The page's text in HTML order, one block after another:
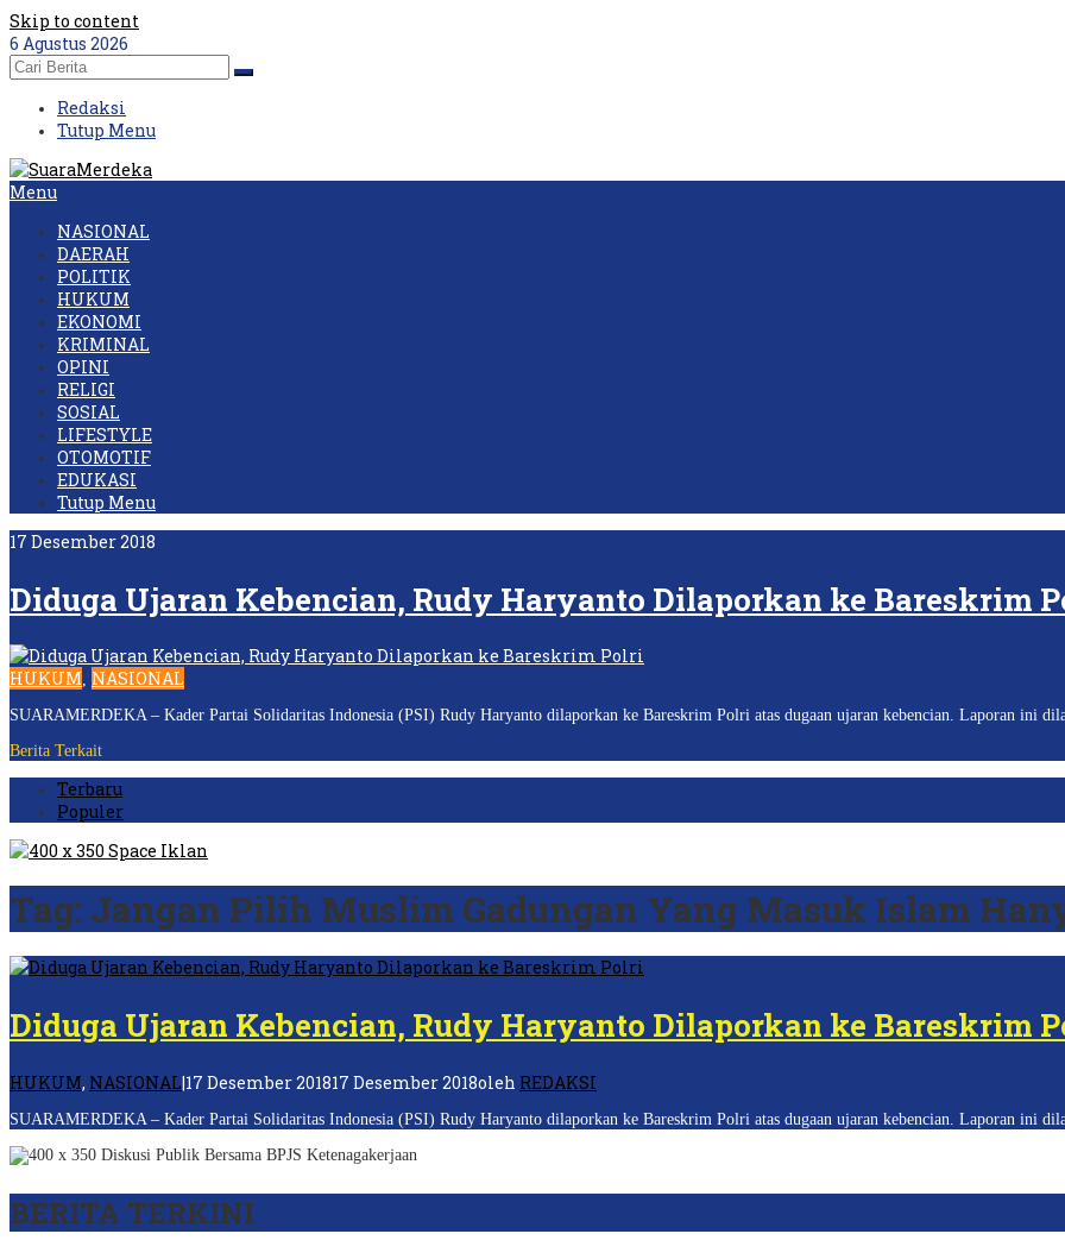
Skip to content
6 Agustus 2026
Redaksi
Tutup Menu
Menu
NASIONAL
DAERAH
POLITIK
HUKUM
EKONOMI
KRIMINAL
OPINI
RELIGI
SOSIAL
LIFESTYLE
OTOMOTIF
EDUKASI
Tutup Menu
17 Desember 2018
Diduga Ujaran Kebencian, Rudy Haryanto Dilaporkan ke Bareskrim
HUKUM, NASIONAL
SUARAMERDEKA – Kader Partai Solidaritas Indonesia (PSI) Rudy Haryanto dilaporkan ke Bareskrim Polri atas dugaan ujaran kebencian. Laporan ini
Berita Terkait
Terbaru
Populer
Tag: Jangan Pilih Muslim Gadungan Yang Masuk Islam
Diduga Ujaran Kebencian, Rudy Haryanto Dilaporkan ke Bareskrim
HUKUM, NASIONAL|17 Desember 201817 Desember 2018oleh REDAKSI
SUARAMERDEKA – Kader Partai Solidaritas Indonesia (PSI) Rudy Haryanto dilaporkan ke Bareskrim Polri atas dugaan ujaran kebencian. Laporan ini
BERITA TERKINI